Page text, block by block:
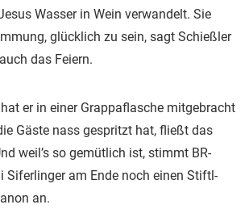
Wasser in Wein verwandelt. Sie
glücklich zu sein, sagt Schießler
das Feiern.
er in einer Grappaflasche mitgebracht
Gäste nass gespritzt hat, fließt das
weil’s so gemütlich ist, stimmt BR-
Siferlinger am Ende noch einen Stiftl-
an.